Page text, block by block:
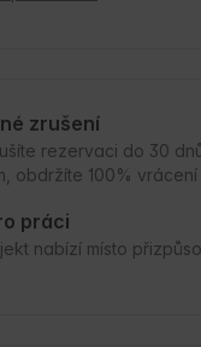
zrušení
rezervaci do 30
obdržíte 100%
práci
nabízí místo